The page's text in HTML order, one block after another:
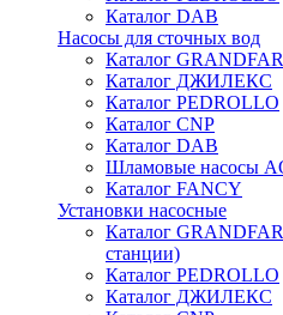
Каталог DAB
Насосы для сточных вод
Каталог GRANDFAR
Каталог ДЖИЛЕКС
Каталог PEDROLLO
Каталог CNP
Каталог DAB
Шламовые насосы
Каталог FANCY
Установки насосные
Каталог
станции)
Каталог PEDROLLO
Каталог ДЖИЛЕКС